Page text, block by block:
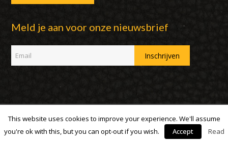
Meld je aan voor onze nieuwsbrief
Copyright 2007 - 2019 | DUX International B.V. | Alle rechten
voorbehouden
This website uses cookies to improve your experience. We'll assume
you're ok with this, but you can opt-out if you wish.
Accept
Read